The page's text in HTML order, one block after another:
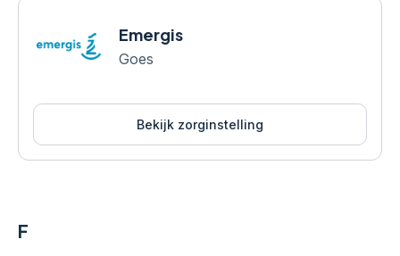
Emergis
Goes
Bekijk zorginstelling
F